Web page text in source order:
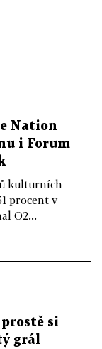
Nation
i Forum
kulturních
procent v
O2...
si
grál